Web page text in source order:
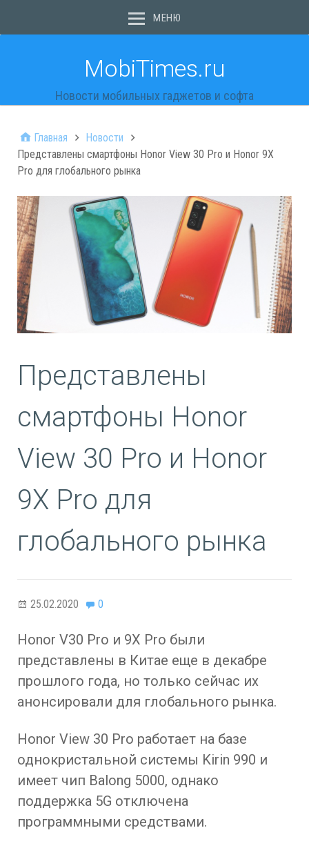
МЕНЮ
MobiTimes.ru
Новости мобильных гаджетов и софта
Главная
Новости
Представлены смартфоны Honor View 30 Pro и Honor 9X
Pro для глобального рынка
Представлены
смартфоны Honor
View 30 Pro и Honor
9X Pro для
глобального рынка
25.02.2020 0
Honor V30 Pro и 9X Pro были
представлены в Китае еще в декабре
прошлого года, но только сейчас их
анонсировали для глобального рынка.
Honor View 30 Pro работает на базе
однокристальной системы Kirin 990 и
имеет чип Balong 5000, однако
поддержка 5G отключена
программными средствами.